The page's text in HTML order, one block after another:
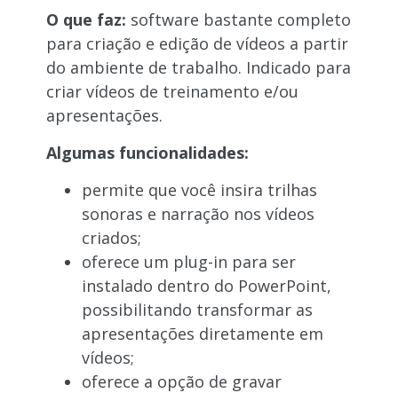
O que faz: software bastante completo
para criação e edição de vídeos a partir
do ambiente de trabalho. Indicado para
criar vídeos de treinamento e/ou
apresentações.
Algumas funcionalidades:
permite que você insira trilhas
sonoras e narração nos vídeos
criados;
oferece um plug-in para ser
instalado dentro do PowerPoint,
possibilitando transformar as
apresentações diretamente em
vídeos;
oferece a opção de gravar